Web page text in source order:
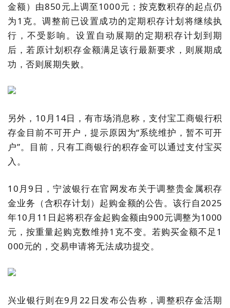
金额）由850元上调至1000元；按克数积存的起点仍
为1 克。调整前已设置成功的定期积存计划将继续执
行，不受影响。设置自动展期的定期积存计划到期
后，若原计划积存金额满足该行最新要求，则展期成
功，否则展期失败。
另外， 10 月 14日，有市场消息称，支付宝工商银行积
存金目前不可开户，提示原因为“系统维护，暂不可开
户”。目前，只有工商银行的积存金可以通过支付宝买
入。
10 月9 日，宁波银行在官网发布关于调整贵金属积存
金业务（含积存计划）起购金额的公告。该行自2025
年10 月 11 日起将积存金起购金额由900元调整为1000
元，按重量起购克数维持1 克不变。若购买金额不足1
000元的，交易申请将无法成功提交。
兴业银行则在9 月 22 日发布公告称，调整积存金活期